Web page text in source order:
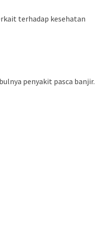
terhadap kesehatan
penyakit pasca banjir.